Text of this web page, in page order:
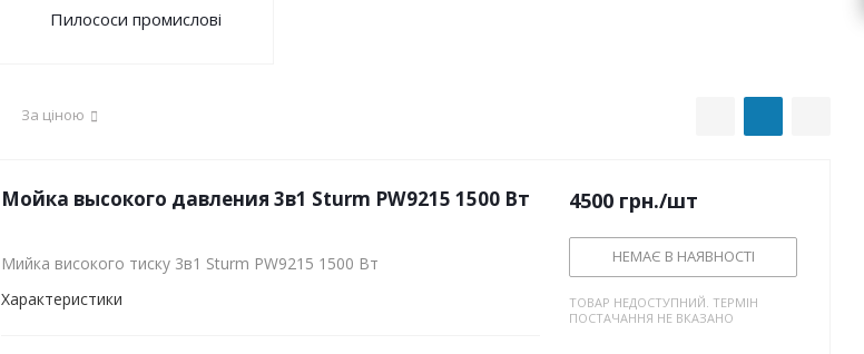
Пилососи промислові
За ціною
Мойка высокого давления 3в1 Sturm PW9215 1500 Вт
Мийка високого тиску 3в1 Sturm PW9215 1500 Вт
Характеристики
4500 грн./шт
НЕМАЄ В НАЯВНОСТІ
ТОВАР НЕДОСТУПНИЙ. ТЕРМІН
ПОСТАЧАННЯ НЕ ВКАЗАНО